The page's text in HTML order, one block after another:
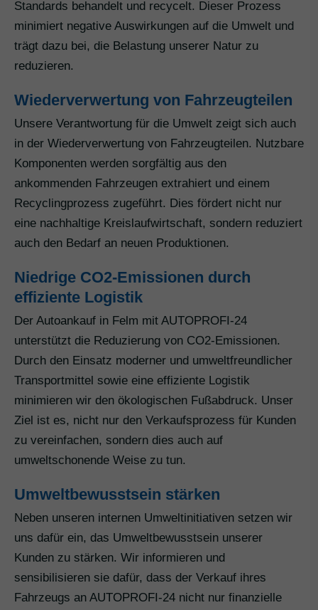
Standards behandelt und recycelt. Dieser Prozess
minimiert negative Auswirkungen auf die Umwelt und
trägt dazu bei, die Belastung unserer Natur zu
reduzieren.
Wiederverwertung von Fahrzeugteilen
Unsere Verantwortung für die Umwelt zeigt sich auch
in der Wiederverwertung von Fahrzeugteilen. Nutzbare
Komponenten werden sorgfältig aus den
ankommenden Fahrzeugen extrahiert und einem
Recyclingprozess zugeführt. Dies fördert nicht nur
eine nachhaltige Kreislaufwirtschaft, sondern reduziert
auch den Bedarf an neuen Produktionen.
Niedrige CO2-Emissionen durch
effiziente Logistik
Der Autoankauf in Felm mit AUTOPROFI-24
unterstützt die Reduzierung von CO2-Emissionen.
Durch den Einsatz moderner und umweltfreundlicher
Transportmittel sowie eine effiziente Logistik
minimieren wir den ökologischen Fußabdruck. Unser
Ziel ist es, nicht nur den Verkaufsprozess für Kunden
zu vereinfachen, sondern dies auch auf
umweltschonende Weise zu tun.
Umweltbewusstsein stärken
Neben unseren internen Umweltinitiativen setzen wir
uns dafür ein, das Umweltbewusstsein unserer
Kunden zu stärken. Wir informieren und
sensibilisieren sie dafür, dass der Verkauf ihres
Fahrzeugs an AUTOPROFI-24 nicht nur finanzielle